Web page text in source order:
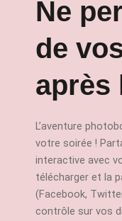
Ne
de
après
L’aventure
votre soirée !
interactive avec
télécharger et la
(Facebook,
contrôle sur vos